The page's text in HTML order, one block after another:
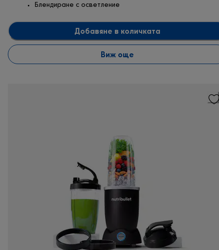
Блендиране с осветление
Добавяне в количката
Виж още